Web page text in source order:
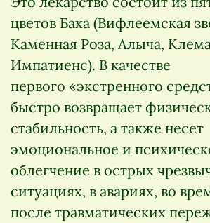
цветов Баха (Вифлеемская
Каменная Роза, Алыча,
Импатиенс). В качестве
первого «экстренного
быстро возвращает
стабильность, а также несет
эмоциональное и
облегчение в острых
ситуациях, в авариях, во
после травматических